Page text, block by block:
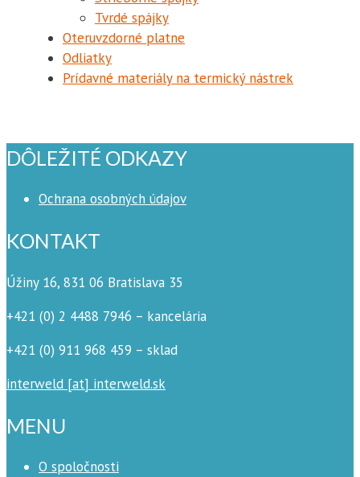
Tvrdé spájky
Oteruvzdorné platne
Odliatky
Prídavné materiály na termický nástrek
DÔLEŽITÉ ODKAZY
Ochrana osobných údajov
KONTAKT
Úžiny 16, 831 06 Bratislava 35
+421 (0) 2 4488 7946 – kancelária
+421 (0) 911 968 459 – sklad
interweld [at] interweld.sk
MENU
O spoločnosti